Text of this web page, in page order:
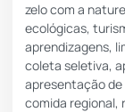
zelo com a
ecológicas,
aprendizagens,
coleta seletiva,
apresentação
comida regional,